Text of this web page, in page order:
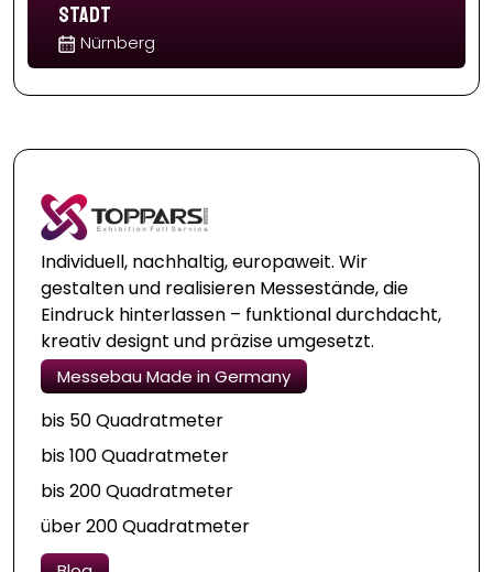
Stadt
Nürnberg
Individuell, nachhaltig, europaweit. Wir
gestalten und realisieren Messestände, die
Eindruck hinterlassen – funktional durchdacht,
kreativ designt und präzise umgesetzt.
Messebau Made in Germany
bis 50 Quadratmeter
bis 100 Quadratmeter
bis 200 Quadratmeter
über 200 Quadratmeter